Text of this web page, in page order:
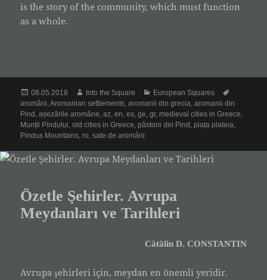
is the story of the community, which must function
as a whole.
Posted
on
08.05.2018 Author
Into the Square Categories
European Squares
aromâni,Aromanian settlements,aromanii din grecia,aromanii din
Pind,așezările aromâne,az,en,es,ge,gr, medieval cities in Greece,
Munții Pindului,old cities in Greece, păstorii din Pind, piața plateia,
Pindus Mountains, ro,sate de aromâni
Özetle Şehirler. Avrupa
Meydanları ve Tarihleri
Cătălin D. CONSTANTIN
Avrupa şehirleri için, meydan en önemli yeridir.